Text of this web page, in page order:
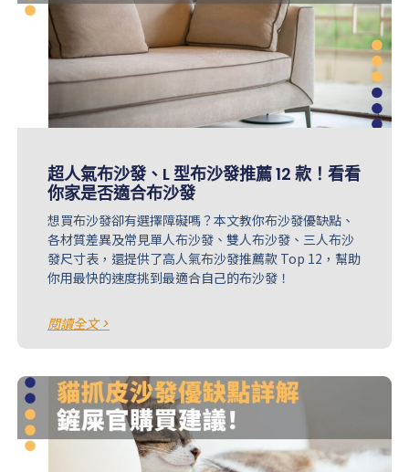
超人氣布沙發、L 型布沙發推薦 12 款！看看
你家是否適合布沙發
想買布沙發卻有選擇障礙嗎？本文教你布沙發優缺點、
各材質差異及常見單人布沙發、雙人布沙發、三人布沙
發尺寸表，還提供了高人氣布沙發推薦款 Top 12，幫助
你用最快的速度挑到最適合自己的布沙發！
閱讀全文 >